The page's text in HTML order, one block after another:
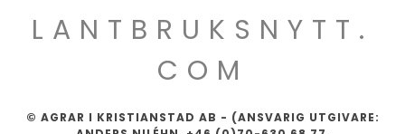
LANTBRUKSNYTT.
COM
© AGRAR I KRISTIANSTAD AB - (ANSVARIG UTGIVARE: